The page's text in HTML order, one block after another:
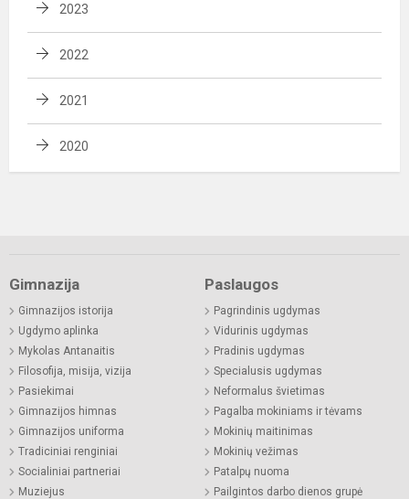
2023
2022
2021
2020
Gimnazija
Gimnazijos istorija
Ugdymo aplinka
Mykolas Antanaitis
Filosofija, misija, vizija
Pasiekimai
Gimnazijos himnas
Gimnazijos uniforma
Tradiciniai renginiai
Socialiniai partneriai
Muziejus
Paslaugos
Pagrindinis ugdymas
Vidurinis ugdymas
Pradinis ugdymas
Specialusis ugdymas
Neformalus švietimas
Pagalba mokiniams ir tėvams
Mokinių maitinimas
Mokinių vežimas
Patalpų nuoma
Pailgintos darbo dienos grupė